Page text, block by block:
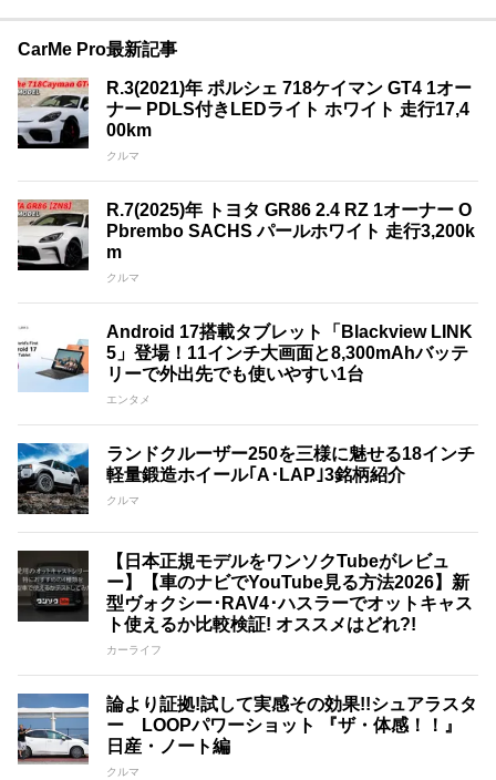
CarMe Pro最新記事
R.3(2021)年 ポルシェ 718ケイマン GT4 1オー
ナー PDLS付きLEDライト ホワイト 走行17,4
00km
クルマ
R.7(2025)年 トヨタ GR86 2.4 RZ 1オーナー O
Pbrembo SACHS パールホワイト 走行3,200k
m
クルマ
Android 17搭載タブレット「Blackview LINK
5」登場！11インチ大画面と8,300mAhバッテ
リーで外出先でも使いやすい1台
エンタメ
ランドクルーザー250を三様に魅せる18インチ
軽量鍛造ホイール｢A･LAP｣3銘柄紹介
クルマ
【日本正規モデルをワンソクTubeがレビュ
ー】【車のナビでYouTube見る方法2026】新
型ヴォクシー･RAV4･ハスラーでオットキャス
ト使えるか比較検証! オススメはどれ?!
カーライフ
論より証拠!試して実感その効果!!シュアラスタ
ー LOOPパワーショット 『ザ・体感！！』
日産・ノート編
クルマ